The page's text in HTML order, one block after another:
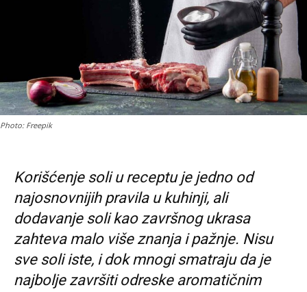
Photo: Freepik
Korišćenje soli u receptu je jedno od
najosnovnijih pravila u kuhinji, ali
dodavanje soli kao završnog ukrasa
zahteva malo više znanja i pažnje. Nisu
sve soli iste, i dok mnogi smatraju da je
najbolje završiti odreske aromatičnim